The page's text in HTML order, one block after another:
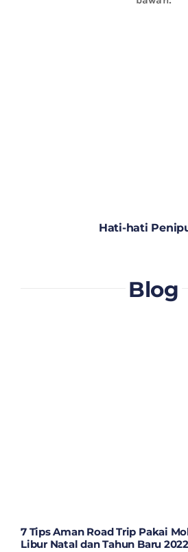
Hati-hati
Blog
7 Tips Aman Road Trip Pakai
Libur Natal dan Tahun Baru 2022